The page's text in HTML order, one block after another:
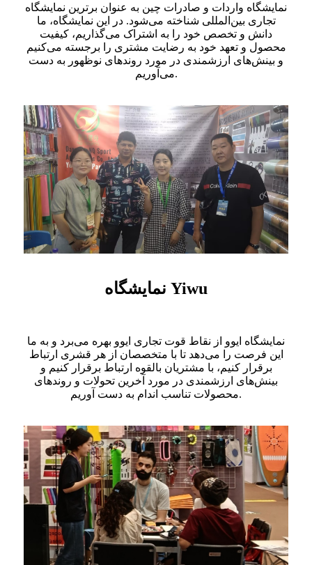
نمایشگاه واردات و صادرات چین به عنوان برترین نمایشگاه
تجاری بین‌المللی شناخته می‌شود. در این نمایشگاه، ما
دانش و تخصص خود را به اشتراک می‌گذاریم، کیفیت
محصول و تعهد خود به رضایت مشتری را برجسته می‌کنیم
و بینش‌های ارزشمندی در مورد روندهای نوظهور به دست
می‌آوریم.
نمایشگاه Yiwu
نمایشگاه ایوو از نقاط قوت تجاری ایوو بهره می‌برد و به ما
این فرصت را می‌دهد تا با متخصصان از هر قشری ارتباط
برقرار کنیم، با مشتریان بالقوه ارتباط برقرار کنیم و
بینش‌های ارزشمندی در مورد آخرین تحولات و روندهای
محصولات تناسب اندام به دست آوریم.